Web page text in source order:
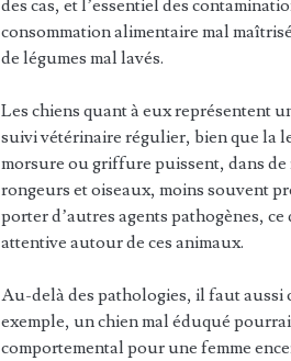
des cas, et l’essentiel des
consommation alimentaire mal
de légumes mal lavés.
Les chiens quant à eux représentent
suivi vétérinaire régulier, bien que la
morsure ou griffure puissent, dans
rongeurs et oiseaux, moins souvent
porter d’autres agents pathogènes,
attentive autour de ces animaux.
Au-delà des pathologies, il faut aussi
exemple, un chien mal éduqué
comportemental pour une femme